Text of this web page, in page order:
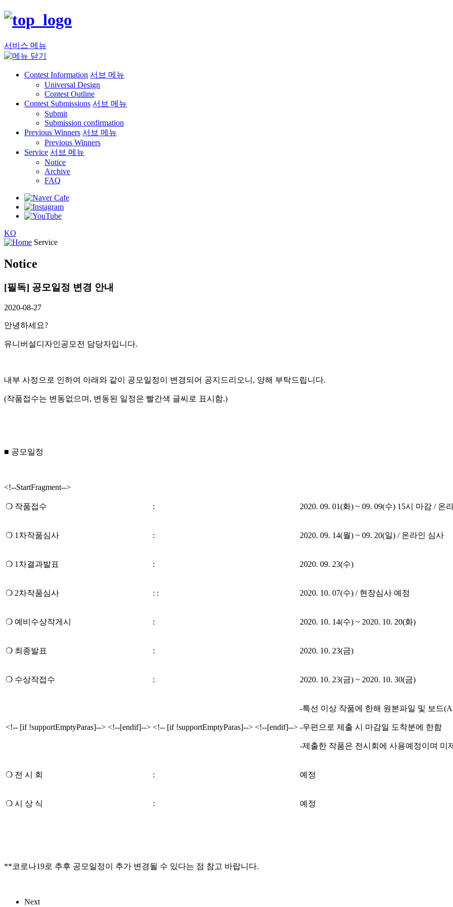
서비스 메뉴
Contest Information 서브 메뉴
Universal Design
Contest Outline
Contest Submissions 서브 메뉴
Submit
Submission confirmation
Previous Winners 서브 메뉴
Previous Winners
Service 서브 메뉴
Notice
Archive
FAQ
KO
Service
Notice
[필독] 공모일정 변경 안내
2020-08-27
안녕하세요?
유니버설디자인공모전 담당자입니다.
내부 사정으로 인하여 아래와 같이 공모일정이 변경되어 공지드리오니, 양해 부탁드립니다.
(작품접수는 변동없으며, 변동된 일정은 빨간색 글씨로 표시함.)
■ 공모일정
<!--StartFragment-->
❍ 작품접수 : 2020. 09. 01(화) ~ 09. 09(수) 15시 마감 / 온
❍ 1차작품심사 : 2020. 09. 14(월) ~ 09. 20(일) / 온라인 심사
❍ 1차결과발표 : 2020. 09. 23(수)
❍ 2차작품심사 : : 2020. 10. 07(수) / 현장심사 예정
❍ 예비수상작게시 : 2020. 10. 14(수) ~ 2020. 10. 20(화)
❍ 최종발표 : 2020. 10. 23(금)
❍ 수상작접수 : 2020. 10. 23(금) ~ 2020. 10. 30(금)
<!-- [if !supportEmptyParas]--> <!--[endif]--> <!-- [if !supportEmptyParas]--> <!--[endif]-->
-특선 이상 작품에 한해 원본파일 및 보드
-우편으로 제출 시 마감일 도착분에 한함
-제출한 작품은 전시회에 사용예정이며 미
❍ 전 시 회 : 예정
❍ 시 상 식 : 예정
**코로나19로 추후 공모일정이 추가 변경될 수 있다는 점 참고 바랍니다.
Next